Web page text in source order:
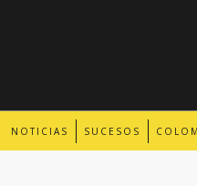
NOTICIAS SUCESOS